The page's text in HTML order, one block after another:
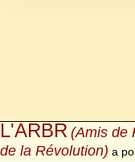
L'ARBR (Amis de
de la Révolution) a